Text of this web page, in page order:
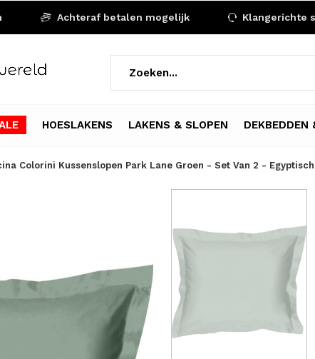
HOESLAKENS LAKENS & SLOPEN DEKBEDDEN
Achteraf betalen mogelijk Klangerichte
Colorini Kussenslopen Park Lane Groen - Set Van 2 -